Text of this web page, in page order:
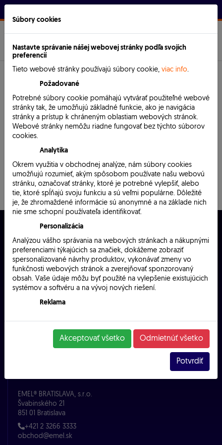
MENU
This section has not yet been translated to the current
language.
Menu
Zamestnanci
vyskum
Company
Solutions
Products
References
Cookie settings
EMEL® BRATISLAVA, s.r.o.
Švabinského 21
851 01 Bratislava
+421 2 3266 3333
obchod@emel.sk
Súbory cookies
Nastavte správanie nášej webovej stránky podľa svojích
preferencií
Tieto webové stránky používajú súbory cookie, viac info.
Požadované
Potrebné súbory cookie pomáhajú vytvárať použiteľné webové
stránky tak, že umožňujú základné funkcie, ako je navigácia
stránky a prístup k chráneným oblastiam webových stránok.
Webové stránky nemôžu riadne fungovať bez týchto súborov
cookies.
Analytika
Okrem využitia v obchodnej analýze, nám súbory cookies
umožňujú rozumieť, akým spôsobom používate našu webovú
stránku, označovať stránky, ktoré je potrebné vylepšiť, alebo
tie, ktoré spĺňajú svoju funkciu a sú veľmi populárne. Dôležité
je, že zhromaždené informácie sú anonymné a na základe nich
nie sme schopní používateľa identifikovať.
Personalizácia
Analýzou vášho správania na webových stránkach a nákupnými
preferenciami týkajúcich sa značiek, dokážeme zobraziť
spersonalizované návrhy produktov, vykonávať zmeny vo
funkčnosti webových stránok a zverejňovať sponzorovaný
obsah. Vaše údaje môžu byť použité na vylepšenie existujúcich
systémov a softvéru a na vývoj nových riešení.
Reklama
spolupracujúce subjekty, ako je Facebook alebo Instagram,
schopné správne upravovať zobrazovaný obsah tak, aby bol
Akceptovať všetko Odmietnúť všetko
Potvrdiť